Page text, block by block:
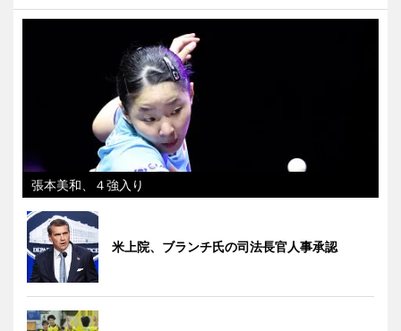
張本美和、４強入り
米上院、ブランチ氏の司法長官人事承認